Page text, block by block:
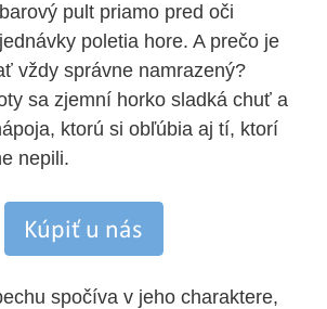
pult priamo pred oči
poletia hore. A prečo je
vždy správne namrazený?
sa zjemní horko sladká chuť a
ktorú si obľúbia aj tí, ktorí
nepili.
spočíva v jeho charaktere,